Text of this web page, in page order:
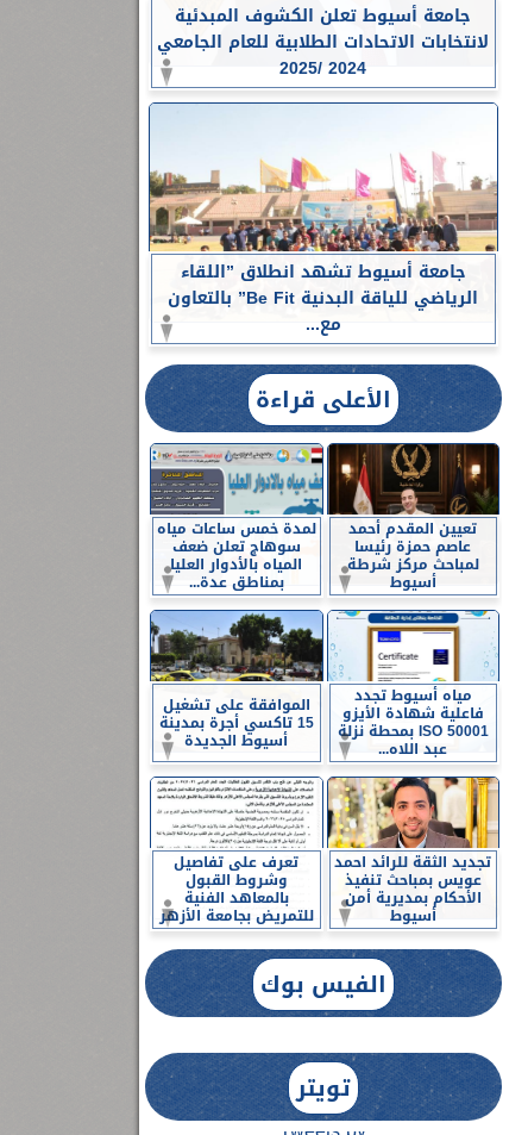
جامعة أسيوط تعلن الكشوف المبدئية
لانتخابات الاتحادات الطلابية للعام الجامعي
2024 /2025
جامعة أسيوط تشهد انطلاق ”اللقاء
الرياضي للياقة البدنية Be Fit” بالتعاون
مع...
الأعلى قراءة
تعيين المقدم أحمد
عاصم حمزة رئيسا
لمباحث مركز شرطة
أسيوط
لمدة خمس ساعات مياه
سوهاج تعلن ضعف
المياه بالأدوار العليا
بمناطق عدة...
مياه أسيوط تجدد
فاعلية شهادة الأيزو
ISO 50001 بمحطة نزلة
عبد اللاه...
الموافقة على تشغيل
15 تاكسي أجرة بمدينة
أسيوط الجديدة
تجديد الثقة للرائد احمد
عويس بمباحث تنفيذ
الأحكام بمديرية أمن
أسيوط
تعرف على تفاصيل
وشروط القبول
بالمعاهد الفنية
للتمريض بجامعة الأزهر
الفيس بوك
تويتر